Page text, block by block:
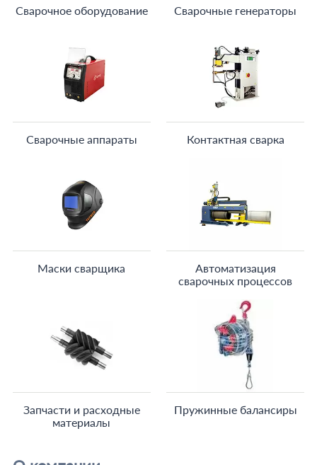
Сварочное оборудование Сварочные генераторы
Сварочные аппараты Контактная сварка
Маски сварщика
Автоматизация
сварочных процессов
Запчасти и расходные
материалы
Пружинные балансиры